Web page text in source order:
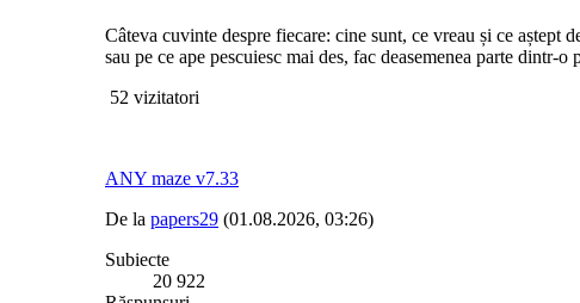
Câteva cuvinte despre fiecare: cine sunt, ce vreau și ce aștept
sau pe ce ape pescuiesc mai des, fac deasemenea parte dintr-
52 vizitatori
ANY maze v7.33
De la papers29 (01.08.2026, 03:26)
Subiecte
20 922